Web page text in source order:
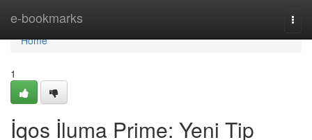
e-bookmarks
Home
Home
1
İqos İluma Prime: Yeni Tip